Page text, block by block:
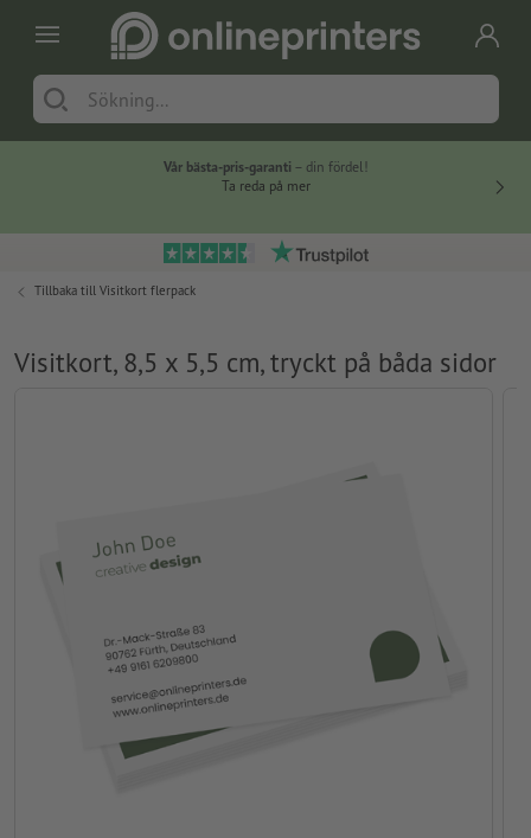
Vår bästa-pris-garanti – din fördel!
Ta reda på mer
Tillbaka till Visitkort flerpack
Visitkort, 8,5 x 5,5 cm, tryckt på båda sidor